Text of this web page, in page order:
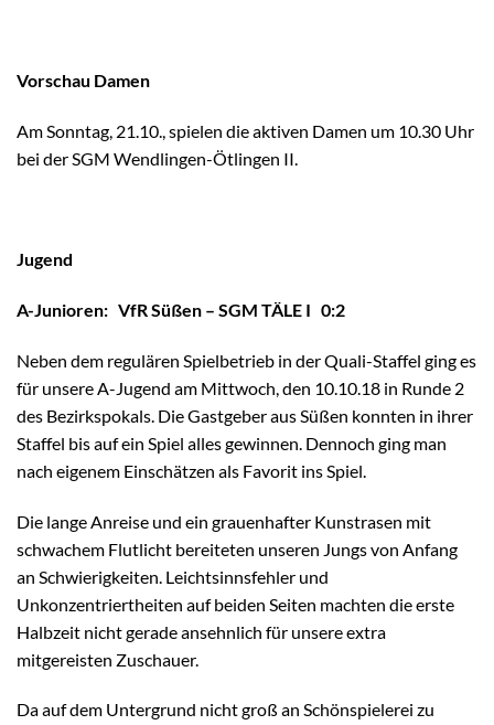
Vorschau Damen
Am Sonntag, 21.10., spielen die aktiven Damen um 10.30 Uhr
bei der SGM Wendlingen-Ötlingen II.
Jugend
A-Junioren: VfR Süßen – SGM TÄLE I 0:2
Neben dem regulären Spielbetrieb in der Quali-Staffel ging es
für unsere A-Jugend am Mittwoch, den 10.10.18 in Runde 2
des Bezirkspokals. Die Gastgeber aus Süßen konnten in ihrer
Staffel bis auf ein Spiel alles gewinnen. Dennoch ging man
nach eigenem Einschätzen als Favorit ins Spiel.
Die lange Anreise und ein grauenhafter Kunstrasen mit
schwachem Flutlicht bereiteten unseren Jungs von Anfang
an Schwierigkeiten. Leichtsinnsfehler und
Unkonzentriertheiten auf beiden Seiten machten die erste
Halbzeit nicht gerade ansehnlich für unsere extra
mitgereisten Zuschauer.
Da auf dem Untergrund nicht groß an Schönspielerei zu